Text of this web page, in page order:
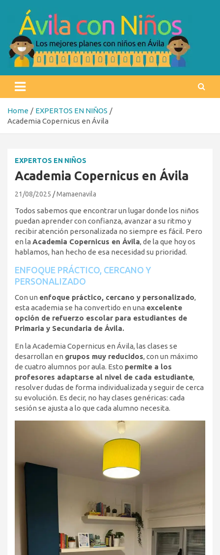
content
Ávila con niños
Home
EXPERTOS EN NIÑOS
Academia Copernicus en Ávila
EXPERTOS EN NIÑOS
Academia Copernicus en Ávila
21/08/2025 Mamaenavila
Todos sabemos que encontrar un lugar donde los niños
puedan aprender con confianza, avanzar a su ritmo y
recibir atención personalizada no siempre es fácil. Pero
en la Academia Copernicus en Ávila, de la que hoy os
hablamos, han hecho de esa necesidad su prioridad.
ENFOQUE PRÁCTICO, CERCANO Y
PERSONALIZADO
Con un enfoque práctico, cercano y personalizado,
esta academia se ha convertido en una excelente
opción de refuerzo escolar para estudiantes de
Primaria y Secundaria de Ávila.
En la Academia Copernicus en Ávila, las clases se
desarrollan en grupos muy reducidos, con un máximo
de cuatro alumnos por aula. Esto permite a los
profesores adaptarse al nivel de cada estudiante,
resolver dudas de forma individualizada y seguir de cerca
su evolución. Es decir, no hay clases genéricas: cada
sesión se ajusta a lo que cada alumno necesita.